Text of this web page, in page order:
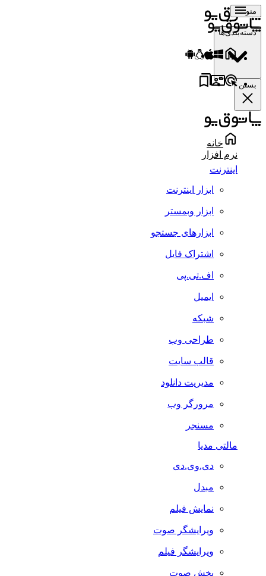
منو
دسته‌بندی‌ها
بستن
خانه
نرم افزار
اینترنت
ابزار اینترنت
ابزار وبمستر
ابزارهای جستجو
اشتراک فایل
اف.تی.پی
ایمیل
شبکه
طراحی وب
قالب سایت
مدیریت دانلود
مرورگر وب
مسنجر
مالتی مدیا
دی.وی.دی
مبدل
نمایش فیلم
ویرایشگر صوت
ویرایشگر فیلم
پخش صوت